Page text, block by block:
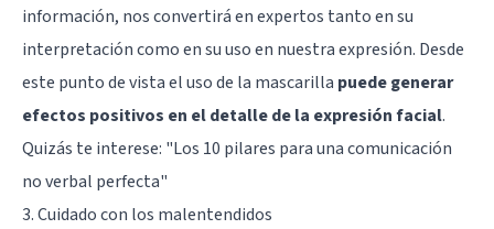
información, nos convertirá en expertos tanto en su
interpretación como en su uso en nuestra expresión. Desde
este punto de vista el uso de la mascarilla puede generar
efectos positivos en el detalle de la expresión facial.
Quizás te interese: "Los 10 pilares para una comunicación
no verbal perfecta"
3. Cuidado con los malentendidos